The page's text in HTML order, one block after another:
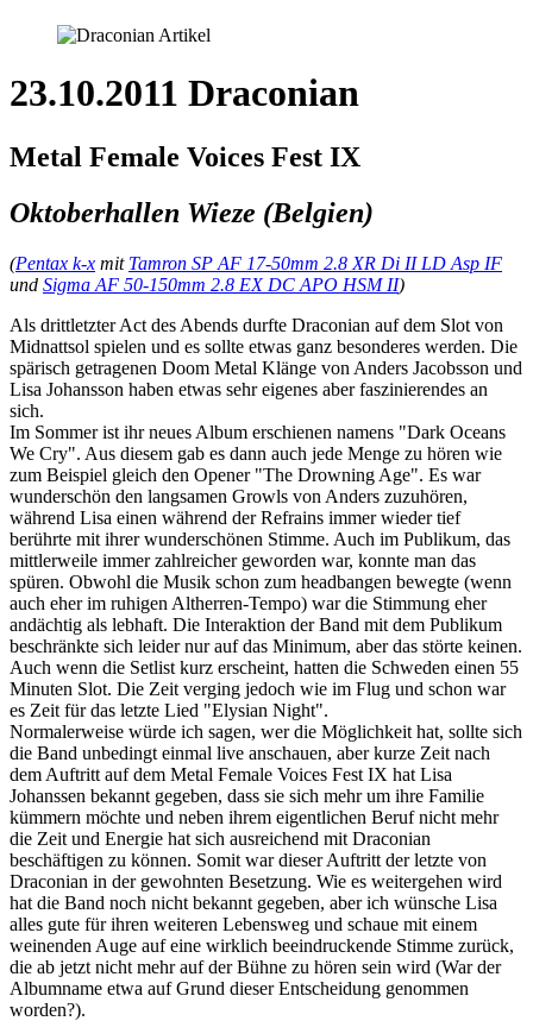
23.10.2011 Draconian
Metal Female Voices Fest IX
Oktoberhallen Wieze (Belgien)
(Pentax k-x mit Tamron SP AF 17-50mm 2.8 XR Di II LD Asp IF
und Sigma AF 50-150mm 2.8 EX DC APO HSM II)
Als drittletzter Act des Abends durfte Draconian auf dem Slot von
Midnattsol spielen und es sollte etwas ganz besonderes werden. Die
spärisch getragenen Doom Metal Klänge von Anders Jacobsson und
Lisa Johansson haben etwas sehr eigenes aber faszinierendes an
sich.
Im Sommer ist ihr neues Album erschienen namens "Dark Oceans
We Cry". Aus diesem gab es dann auch jede Menge zu hören wie
zum Beispiel gleich den Opener "The Drowning Age". Es war
wunderschön den langsamen Growls von Anders zuzuhören,
während Lisa einen während der Refrains immer wieder tief
berührte mit ihrer wunderschönen Stimme. Auch im Publikum, das
mittlerweile immer zahlreicher geworden war, konnte man das
spüren. Obwohl die Musik schon zum headbangen bewegte (wenn
auch eher im ruhigen Altherren-Tempo) war die Stimmung eher
andächtig als lebhaft. Die Interaktion der Band mit dem Publikum
beschränkte sich leider nur auf das Minimum, aber das störte keinen.
Auch wenn die Setlist kurz erscheint, hatten die Schweden einen 55
Minuten Slot. Die Zeit verging jedoch wie im Flug und schon war
es Zeit für das letzte Lied "Elysian Night".
Normalerweise würde ich sagen, wer die Möglichkeit hat, sollte sich
die Band unbedingt einmal live anschauen, aber kurze Zeit nach
dem Auftritt auf dem Metal Female Voices Fest IX hat Lisa
Johanssen bekannt gegeben, dass sie sich mehr um ihre Familie
kümmern möchte und neben ihrem eigentlichen Beruf nicht mehr
die Zeit und Energie hat sich ausreichend mit Draconian
beschäftigen zu können. Somit war dieser Auftritt der letzte von
Draconian in der gewohnten Besetzung. Wie es weitergehen wird
hat die Band noch nicht bekannt gegeben, aber ich wünsche Lisa
alles gute für ihren weiteren Lebensweg und schaue mit einem
weinenden Auge auf eine wirklich beeindruckende Stimme zurück,
die ab jetzt nicht mehr auf der Bühne zu hören sein wird (War der
Albumname etwa auf Grund dieser Entscheidung genommen
worden?).